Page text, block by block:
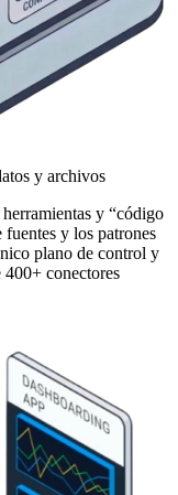
y archivos
y “código
fuentes y los patrones
plano de control y
400+ conectores